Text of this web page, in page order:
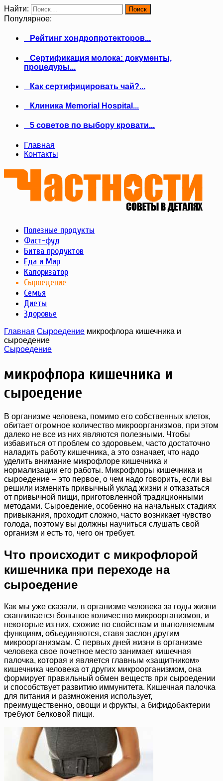
Найти:
Популярное:
Рейтинг хондропротекторов...
Сертификация молока: документы,
процедуры...
Как сертифицировать чай?...
Клиника Memorial Hospital...
5 советов по выбору кровати...
Главная
Контакты
Полезные продукты
Фаст-фуд
Битва продуктов
Еда и Мир
Калоризатор
Сыроедение
Семья
Диеты
Здоровье
Главная Сыроедение микрофлора кишечника и
сыроедение
Сыроедение
микрофлора кишечника и
сыроедение
В организме человека, помимо его собственных клеток,
обитает огромное количество микроорганизмов, при этом
далеко не все из них являются полезными. Чтобы
избавиться от проблем со здоровьем, часто достаточно
наладить работу кишечника, а это означает, что надо
уделить внимание микрофлоре кишечника и
нормализации его работы. Микрофлоры кишечника и
сыроедение – это первое, о чем надо говорить, если вы
решили изменить привычный уклад жизни и отказаться
от привычной пищи, приготовленной традиционными
методами. Сыроедение, особенно на начальных стадиях
привыкания, проходит сложно, часто возникает чувство
голода, поэтому вы должны научиться слушать свой
организм и есть то, чего он требует.
Что происходит с микрофлорой
кишечника при переходе на
сыроедение
Как мы уже сказали, в организме человека за годы жизни
скапливается большое количество микроорганизмов, и
некоторые из них, схожие по свойствам и выполняемым
функциям, объединяются, ставя заслон другим
микроорганизмам. С первых дней жизни в организме
человека свое почетное место занимает кишечная
палочка, которая и является главным «защитником»
кишечника человека от других микроорганизмом, она
формирует правильный обмен веществ при сыроедении
и способствует развитию иммунитета. Кишечная палочка
для питания и размножения использует,
преимущественно, овощи и фрукты, а бифидобактерии
требуют белковой пищи.